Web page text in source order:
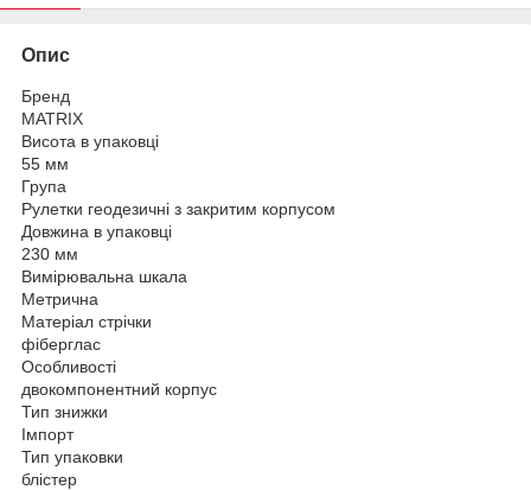
Опис
Бренд
MATRIX
Висота в упаковці
55 мм
Група
Рулетки геодезичні з закритим корпусом
Довжина в упаковці
230 мм
Вимірювальна шкала
Метрична
Матеріал стрічки
фіберглас
Особливості
двокомпонентний корпус
Тип знижки
Імпорт
Тип упаковки
блістер